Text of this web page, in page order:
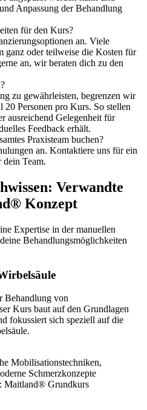
Anpassung der Behandlung
für den Kurs?
an. Viele
ganz oder teilweise die Kosten für
an, wir beraten dich zu den
zu gewährleisten, begrenzen wir
Personen pro Kurs. So stellen
ausreichend Gelegenheit für
Feedback erhält.
Praxisteam buchen?
an. Kontaktiere uns für ein
dein Team.
Verwandte
Konzept
Expertise in der manuellen
Behandlungsmöglichkeiten
Behandlung von
Kurs baut auf den Grundlagen
fokussiert sich speziell auf die
Mobilisationstechniken,
Schmerzkonzepte
Maitland® Grundkurs